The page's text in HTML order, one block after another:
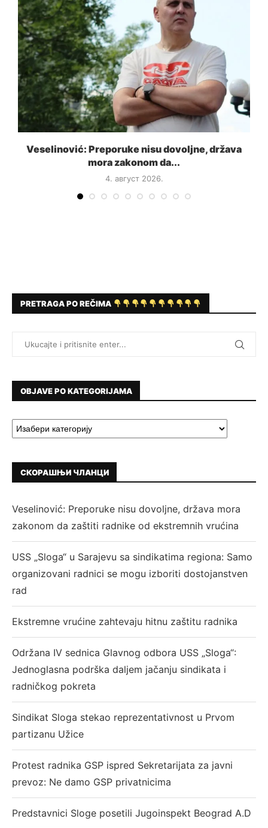
Veselinović: Preporuke nisu dovoljne, država
mora zakonom da...
4. август 2026.
PRETRAGA PO REČIMA
OBJAVE PO KATEGORIJAMA
СКОРАШЊИ ЧЛАНЦИ
Veselinović: Preporuke nisu dovoljne, država mora
zakonom da zaštiti radnike od ekstremnih vrućina
USS „Sloga“ u Sarajevu sa sindikatima regiona: Samo
organizovani radnici se mogu izboriti dostojanstven
rad
Ekstremne vrućine zahtevaju hitnu zaštitu radnika
Održana IV sednica Glavnog odbora USS „Sloga“:
Jednoglasna podrška daljem jačanju sindikata i
radničkog pokreta
Sindikat Sloga stekao reprezentativnost u Prvom
partizanu Užice
Protest radnika GSP ispred Sekretarijata za javni
prevoz: Ne damo GSP privatnicima
Predstavnici Sloge posetili Jugoinspekt Beograd A.D